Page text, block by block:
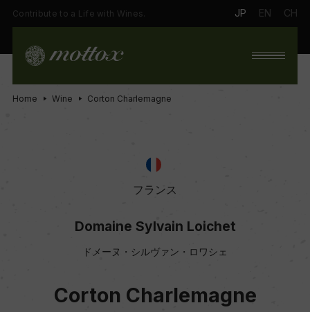
Contribute to a Life with Wines. JP EN CH
Home Wine Corton Charlemagne
フランス
Domaine Sylvain Loichet
ドメーヌ・シルヴァン・ロワシェ
Corton Charlemagne